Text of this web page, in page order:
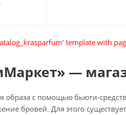
template with
—
образа с помощью бьюти-средств
бровей. Для этого